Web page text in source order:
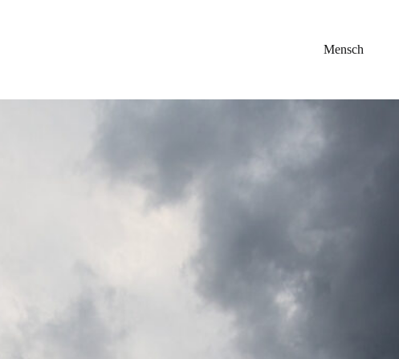
Mensch